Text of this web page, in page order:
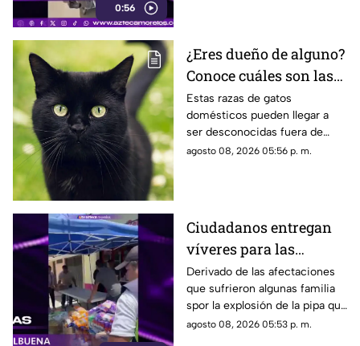
0:56
¿Eres dueño de alguno?
Conoce cuáles son las
cinco razas más raras
de gatos domésticos en
todo el mundo
Estas razas de gatos
domésticos pueden llegar a
ser desconocidas fuera de
círculos especializados, y
agosto 08, 2026 05:56 p. m.
Ciudadanos entregan
víveres para las
familias afectadas por
la explosión de pipa en
Cuernavaca
Derivado de las afectaciones
que sufrieron algunas familia
spor la explosión de la pipa que
transportaba gas LP,
agosto 08, 2026 05:53 p. m.